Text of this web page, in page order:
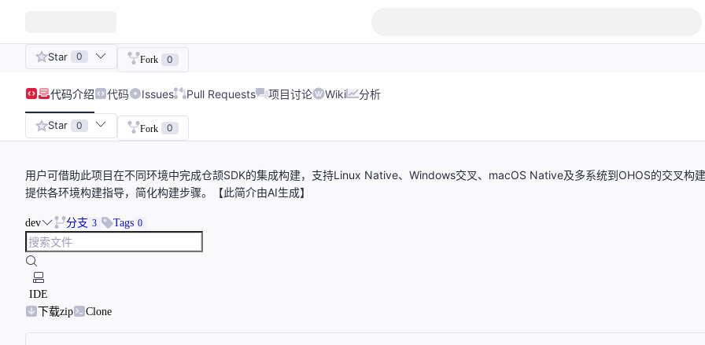
Star 0 Fork 0
代码介绍 代码 Issues Pull Requests 项目讨论 Wiki 分析
Star 0 Fork 0
用户可借助此项目在不同环境中完成仓颉SDK的集成构建，支持Linux Native、Windows交叉、macOS Native及多系统到OHOS的交叉构
提供各环境构建指导，简化构建步骤。【此简介由AI生成】
dev 分支 3 Tags 0
IDE
下载zip
Clone